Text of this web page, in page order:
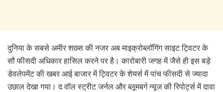
दुनिया के सबसे अमीर शख़्स की नजर अब माइक्रोब्लॉगिंग साइट ट्विटर के
सौ फीसदी अधिकार हासिल करने पर है। कारोबारी जगह में जैसे ही इस बड़े
डेवलेपमेंट की खबर आई बाजार में ट्विटर के शेयर्स में पांच फीसदी से ज्यादा
उछाल देखा गया। द वॉल स्ट्रीट जर्नल और ब्लूमबर्ग न्यूज की रिपोर्ट्स में दावा